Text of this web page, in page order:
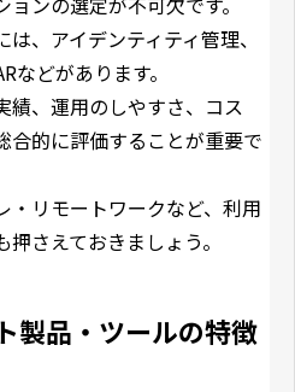
、アイデンティティ管理、
などがあります。
績、運用のしやすさ、コス
合的に評価することが重要で
・リモートワークなど、利用
さえておきましょう。
製品・ツールの特徴